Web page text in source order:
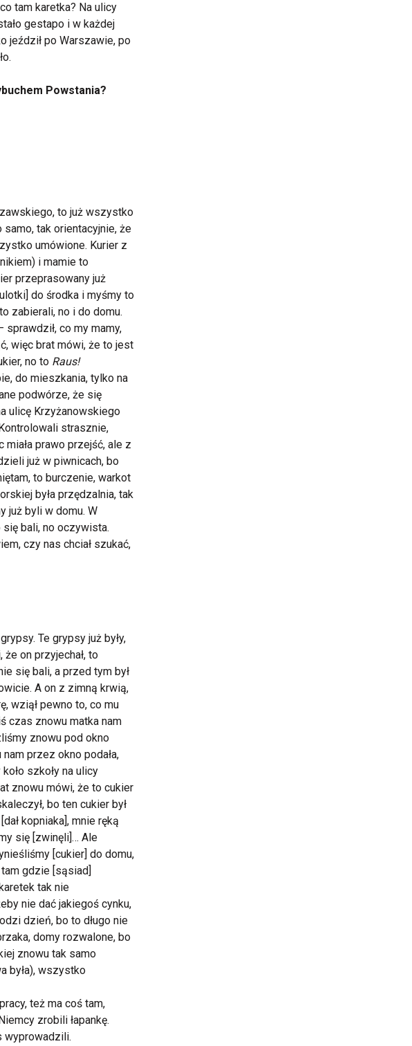
tam karetka? Na ulicy
gestapo i w każdej
jeździł po Warszawie, po
Powstania?
to już wszystko
tak orientacyjnie, że
umówione. Kurier z
i mamie to
przeprasowany już
do środka i myśmy to
zabierali, no i do domu.
sprawdził, co my mamy,
więc brat mówi, że to jest
no to Raus!
do mieszkania, tylko na
podwórze, że się
ulicę Krzyżanowskiego
strasznie,
miała prawo przejść, ale z
już w piwnicach, bo
to burczenie, warkot
była przędzalnia, tak
już byli w domu. W
bali, no oczywista.
czy nas chciał szukać,
Te grypsy już były,
on przyjechał, to
się bali, a przed tym był
A on z zimną krwią,
wziął pewno to, co mu
czas znowu matka nam
znowu pod okno
przez okno podała,
szkoły na ulicy
znowu mówi, że to cukier
bo ten cukier był
kopniaka], mnie ręką
się [zwinęli]… Ale
[cukier] do domu,
gdzie [sąsiad]
tak nie
nie dać jakiegoś cynku,
dzień, bo to długo nie
domy rozwalone, bo
znowu tak samo
była), wszystko
też ma coś tam,
zrobili łapankę.
wyprowadzili.